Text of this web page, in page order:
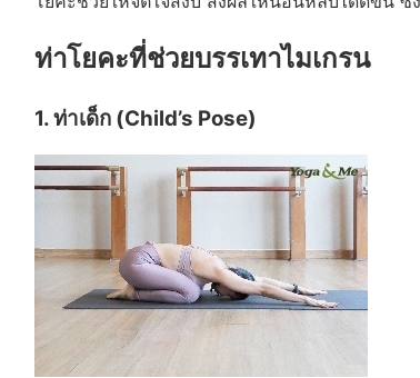
ท่าโยคะที่ช่วยบรรเทาไมเกรน
1. ท่าเด็ก (Child’s Pose)